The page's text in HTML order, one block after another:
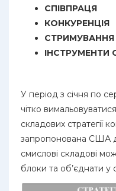
СПІВПРАЦЯ
КОНКУРЕНЦІЯ
СТРИМУВАННЯ
ІНСТРУМЕНТИ
У період з січня по
чітко
складових стратегії
запропонована США
смислові складові
блоки та об’єднати у